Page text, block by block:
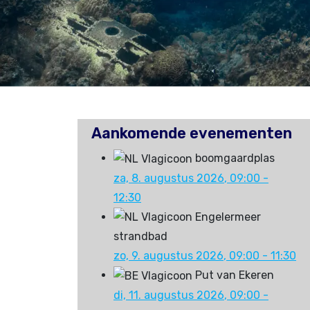
Aankomende evenementen
boomgaardplas
za, 8. augustus 2026, 09:00 -
12:30
Engelermeer
strandbad
zo, 9. augustus 2026, 09:00 - 11:30
Put van Ekeren
di, 11. augustus 2026, 09:00 -